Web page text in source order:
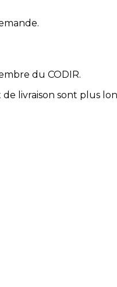
du CODIR.
livraison sont plus